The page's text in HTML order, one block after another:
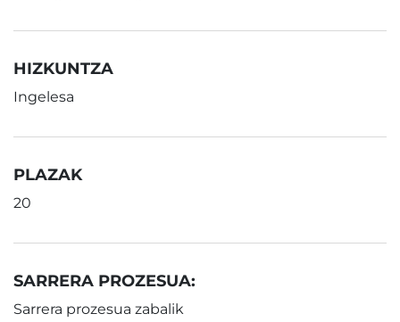
HIZKUNTZA
Ingelesa
PLAZAK
20
SARRERA PROZESUA:
Sarrera prozesua zabalik